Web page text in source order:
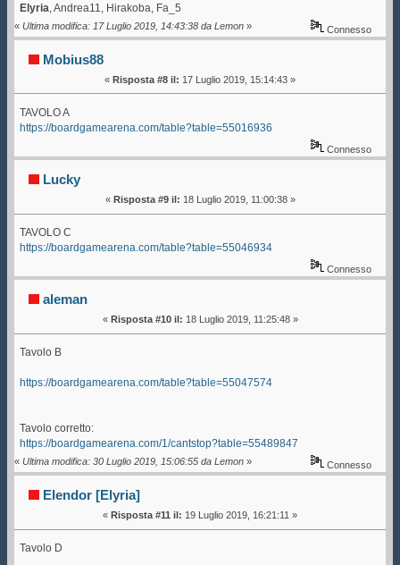
Elyria , Andrea11, Hirakoba, Fa_5
« Ultima modifica: 17 Luglio 2019, 14:43:38 da Lemon » Connesso
Mobius88
« Risposta #8 il: 17 Luglio 2019, 15:14:43 »
TAVOLO A
https://boardgamearena.com/table?table=55016936
Connesso
Lucky
« Risposta #9 il: 18 Luglio 2019, 11:00:38 »
TAVOLO C
https://boardgamearena.com/table?table=55046934
Connesso
aleman
« Risposta #10 il: 18 Luglio 2019, 11:25:48 »
Tavolo B
https://boardgamearena.com/table?table=55047574
Tavolo corretto:
https://boardgamearena.com/1/cantstop?table=55489847
« Ultima modifica: 30 Luglio 2019, 15:06:55 da Lemon » Connesso
Elendor [Elyria]
« Risposta #11 il: 19 Luglio 2019, 16:21:11 »
Tavolo D